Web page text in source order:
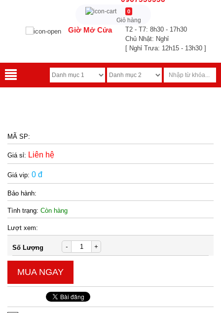
0
Giỏ hàng
Giờ Mở Cửa
T2 - T7: 8h30 - 17h30
Chủ Nhật: Nghỉ
[ Nghỉ Trưa: 12h15 - 13h30 ]
MÃ SP:
Giá sỉ: Liên hệ
Giá vip: 0 đ
Bảo hành:
Tình trạng: Còn hàng
Lượt xem:
Số Lượng - +
MUA NGAY